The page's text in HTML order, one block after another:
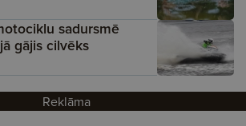
sadursmē
gājis cilvēks
Reklāma